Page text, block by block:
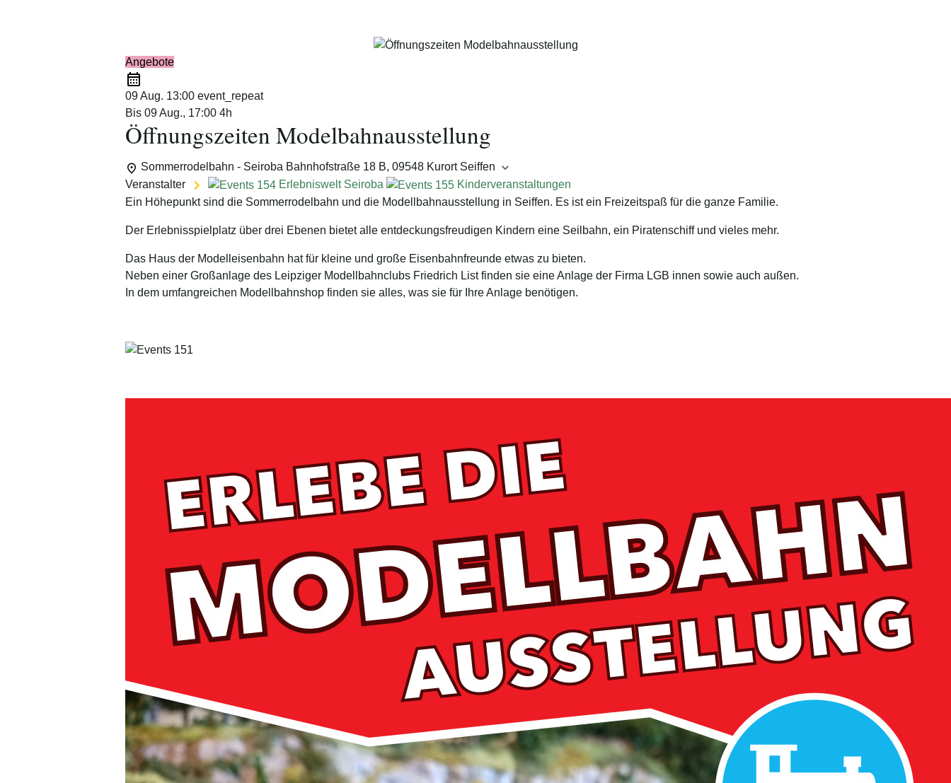
Angebote
09 Aug. 13:00 event_repeat
Bis 09 Aug., 17:00 4h
Öffnungszeiten Modelbahnausstellung
Sommerrodelbahn - Seiroba Bahnhofstraße 18 B, 09548 Kurort Seiffen
Veranstalter
Erlebniswelt Seiroba
Kinderveranstaltungen
Ein Höhepunkt sind die Sommerrodelbahn und die Modellbahnausstellung in Seiffen. Es ist ein Freizeitspaß für die ganze Familie.
Der Erlebnisspielplatz über drei Ebenen bietet alle entdeckungsfreudigen Kindern eine Seilbahn, ein Piratenschiff und vieles mehr.
Das Haus der Modelleisenbahn hat für kleine und große Eisenbahnfreunde etwas zu bieten.
Neben einer Großanlage des Leipziger Modellbahnclubs Friedrich List finden sie eine Anlage der Firma LGB innen sowie auch außen.
In dem umfangreichen Modellbahnshop finden sie alles, was sie für Ihre Anlage benötigen.